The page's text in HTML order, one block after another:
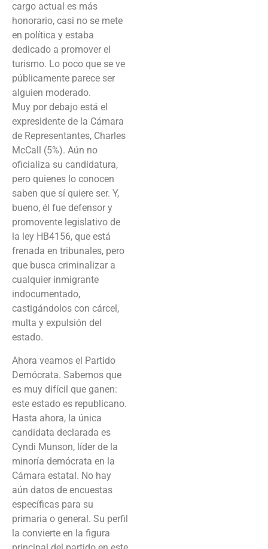
cargo actual es más
honorario, casi no se mete
en política y estaba
dedicado a promover el
turismo. Lo poco que se ve
públicamente parece ser
alguien moderado.
Muy por debajo está el
expresidente de la Cámara
de Representantes, Charles
McCall (5%). Aún no
oficializa su candidatura,
pero quienes lo conocen
saben que sí quiere ser. Y,
bueno, él fue defensor y
promovente legislativo de
la ley HB4156, que está
frenada en tribunales, pero
que busca criminalizar a
cualquier inmigrante
indocumentado,
castigándolos con cárcel,
multa y expulsión del
estado.
Ahora veamos el Partido
Demócrata. Sabemos que
es muy difícil que ganen:
este estado es republicano.
Hasta ahora, la única
candidata declarada es
Cyndi Munson, líder de la
minoría demócrata en la
Cámara estatal. No hay
aún datos de encuestas
específicas para su
primaria o general. Su perfil
la convierte en la figura